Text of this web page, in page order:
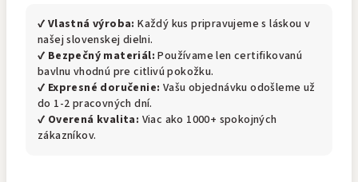
✔ Vlastná výroba: Každý kus pripravujeme s láskou v
našej slovenskej dielni.
✔ Bezpečný materiál: Používame len certifikovanú
bavlnu vhodnú pre citlivú pokožku.
✔ Expresné doručenie: Vašu objednávku odošleme už
do 1-2 pracovných dní.
✔ Overená kvalita: Viac ako 1000+ spokojných
zákazníkov.